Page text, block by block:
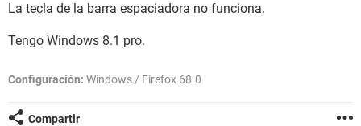
La tecla de la barra espaciadora no funciona.
Tengo Windows 8.1 pro.
Configuración: Windows / Firefox 68.0
Compartir